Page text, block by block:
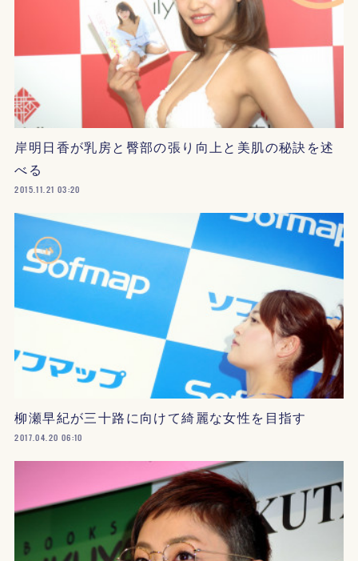
岸明日香が乳房と臀部の張り向上と美肌の秘訣を述
べる
2015.11.21 03:20
柳瀬早紀が三十路に向けて綺麗な女性を目指す
2017.04.20 06:10